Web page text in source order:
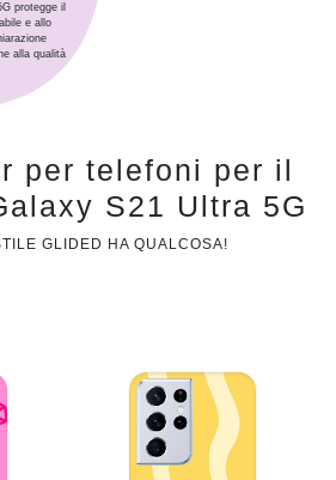
protegge il
e allo
alla qualità
per telefoni per il
S21 Ultra 5G
GLIDED HA QUALCOSA!